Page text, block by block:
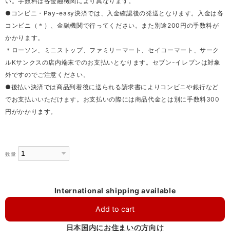
●コンビニ・Pay-easy決済では、入金確認後の発送となります。入金は各
コンビニ（＊）、金融機関で行ってください。また別途200円の手数料が
かかります。
＊ローソン、ミニストップ、ファミリーマート、セイコーマート、サーク
ルKサンクスの店内端末でのお支払いとなります。セブン-イレブンは対象
外ですのでご注意ください。
●後払い決済では商品到着後に送られる請求書によりコンビニや銀行など
でお支払いいただけます。お支払いの際には商品代金とは別に手数料300
円がかかります。
数量
International shipping available
Add to cart
日本国内にお住まいの方向け